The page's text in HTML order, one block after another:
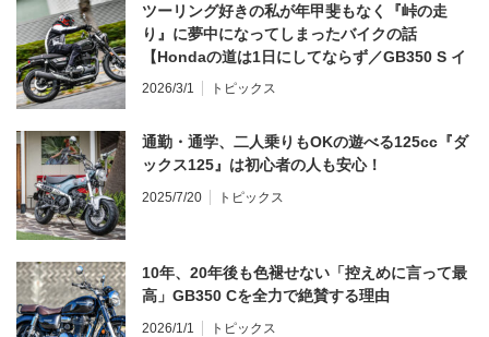
ツーリング好きの私が年甲斐もなく『峠の走
り』に夢中になってしまったバイクの話
【Hondaの道は1日にしてならず／GB350 S イ
ンプレ・レビュー 前編】
2026/3/1 トピックス
通勤・通学、二人乗りもOKの遊べる125cc『ダ
ックス125』は初心者の人も安心！
2025/7/20 トピックス
10年、20年後も色褪せない「控えめに言って最
高」GB350 Cを全力で絶賛する理由
2026/1/1 トピックス